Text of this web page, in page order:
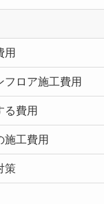
用
フロア施工費用
る費用
施工費用
策